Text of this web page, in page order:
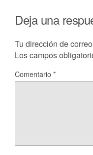
Deja una
Tu dirección de
Los campos
Comentario*